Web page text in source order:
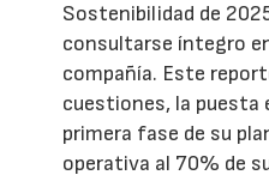
Sostenibilidad de
consultarse íntegro
compañía. Este
cuestiones, la puesta
primera fase de su
operativa al 70% de